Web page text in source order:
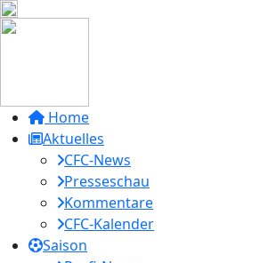
Home
Aktuelles
CFC-News
Presseschau
Kommentare
CFC-Kalender
Saison